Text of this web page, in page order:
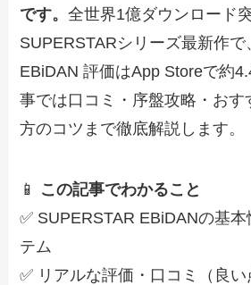
です。全世界1億ダウンロード
SUPERSTARシリーズ最新作で
EBiDAN 評価はApp Storeで約
事では口コミ・序盤攻略・おす
方のコツまで徹底解説します。
📱 この記事でわかること
✅ SUPERSTAR EBiDANの基
テム
✅ リアルな評価・口コミ（良い